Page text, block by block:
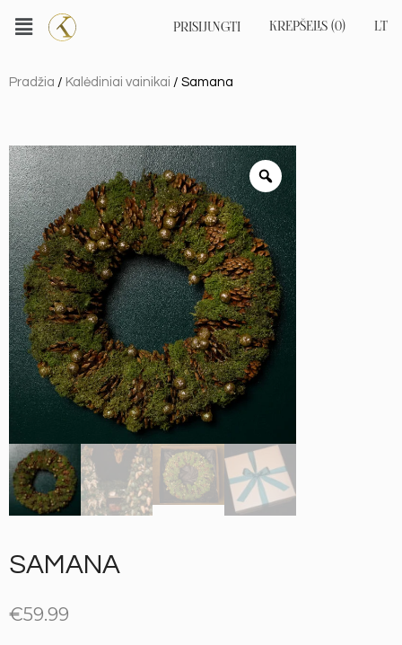
LT
KREPŠELIS (0)
PRISIJUNGTI
Pradžia / Kalėdiniai vainikai / Samana
SAMANA
€59.99